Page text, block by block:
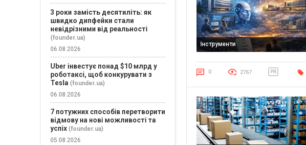
Інструменти
0 2767 PR
3 роки замість десятиліть: як
швидко дипфейки стали
невідрізними від реальності
(founder.ua)
06.08.2026
Uber інвестує понад $10 млрд у
роботаксі, щоб конкурувати з
Tesla (founder.ua)
06.08.2026
7 потужних способів перетворити
відмову на нові можливості та
успіх (founder.ua)
05.08.2026